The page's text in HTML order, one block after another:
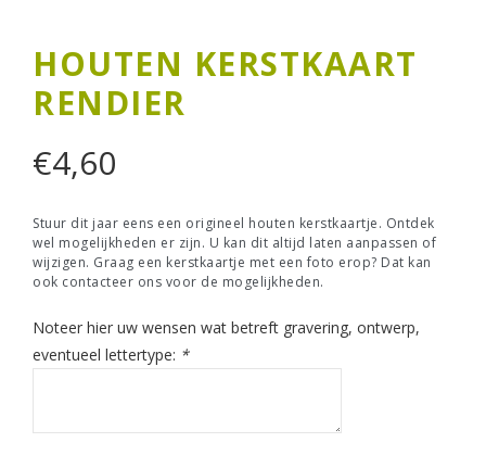
HOUTEN KERSTKAART
RENDIER
€4,60
Stuur dit jaar eens een origineel houten kerstkaartje. Ontdek
wel mogelijkheden er zijn. U kan dit altijd laten aanpassen of
wijzigen. Graag een kerstkaartje met een foto erop? Dat kan
ook contacteer ons voor de mogelijkheden.
Noteer hier uw wensen wat betreft gravering, ontwerp,
eventueel lettertype: *